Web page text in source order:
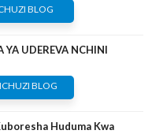
BLOG
YA UDEREVA NCHINI
BLOG
Huduma Kwa